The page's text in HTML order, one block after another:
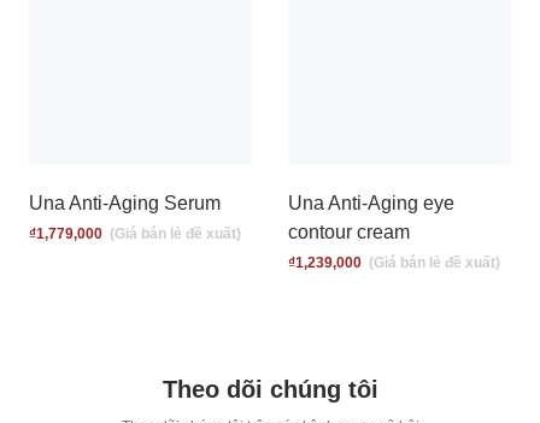
Una Anti-Aging Serum
₫1,779,000
Una Anti-Aging eye
contour cream
₫1,239,000
Theo dõi chúng tôi